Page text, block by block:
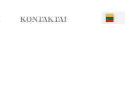
KONTAKTAI